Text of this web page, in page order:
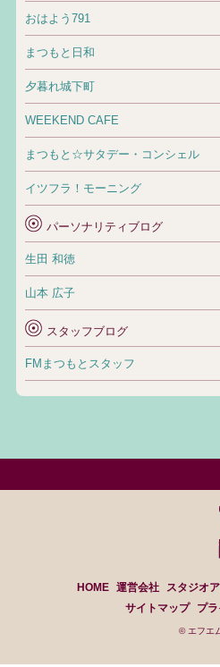
おはよう791
まつもと日和
夕暮れ城下町
WEEKEND CAFE
まつもと☆サタデー・コンシェル
イツフラ！モーニング
パーソナリティブログ
生田 和徳
山本 広子
スタッフブログ
FMまつもとスタッフ
HOME 運営会社 スタジオ
サイトマップ
プ
© エフエ